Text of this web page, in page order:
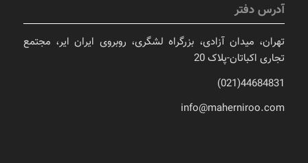
آدرس دفتر
تهران، میدان آزادی، بزرگراه لشگری، روبروی ایران ایر، مجتمع
تجاری اکباتان-پلاک 20
44684831(021)
info@maherniroo.com